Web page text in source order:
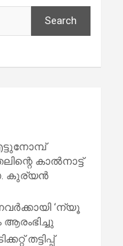
Search
കാൽനാട്ട്
കുര്യൻ
‘ന്യൂ
തട്ടിപ്പ്